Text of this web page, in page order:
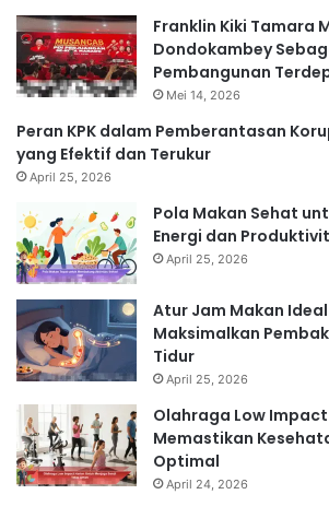
Franklin Kiki Tamara
Dondokambey
Pembangunan
Mei 14, 2026
Peran KPK dalam Pemberantasan
yang Efektif dan Terukur
April 25, 2026
Pola Makan Sehat
Energi dan
April 25, 2026
Atur Jam Makan
Maksimalkan
Tidur
April 25, 2026
Olahraga Low
Memastikan
Optimal
April 24, 2026